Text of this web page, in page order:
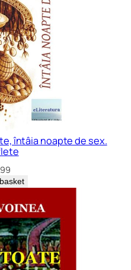
întâia noapte de sex.